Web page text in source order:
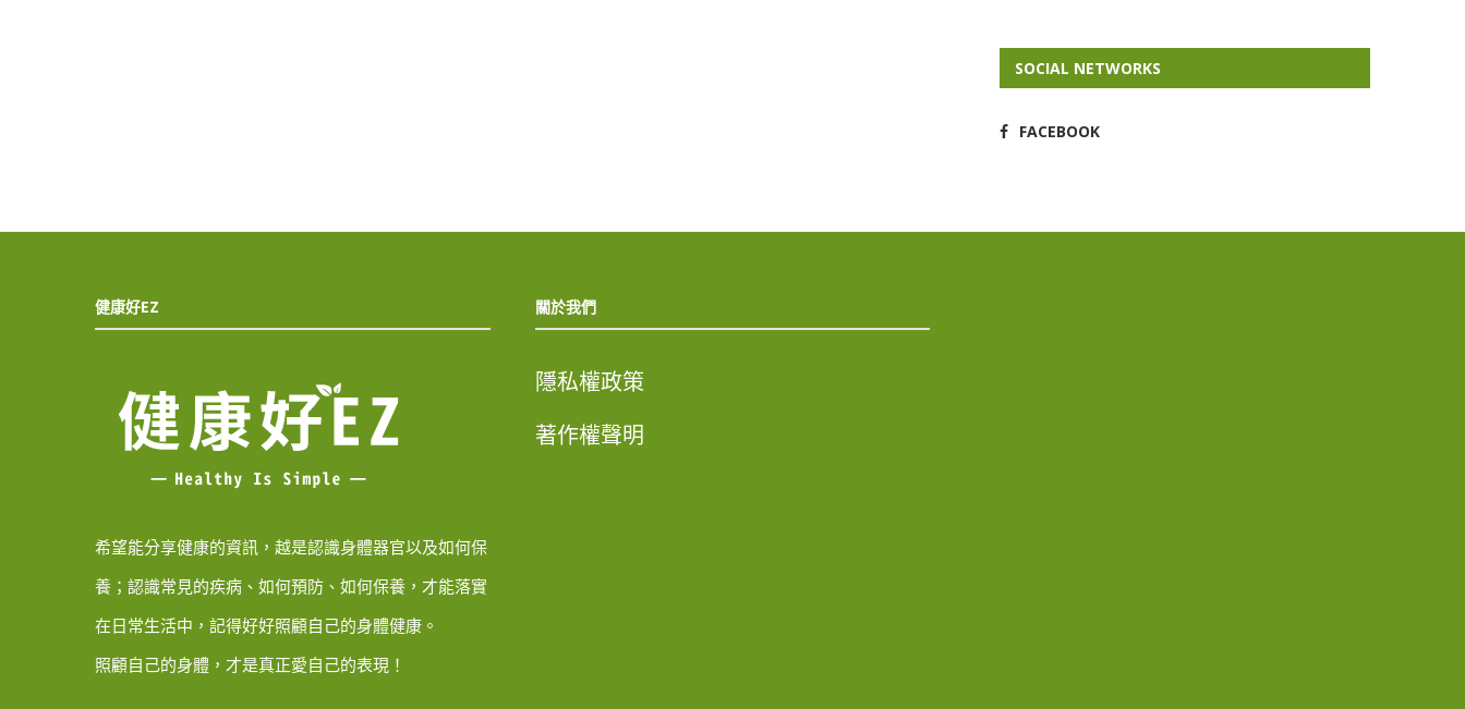
SOCIAL NETWORKS
FACEBOOK
健康好EZ
希望能分享健康的資訊，越是認識身體器官以及如何保
養；認識常見的疾病、如何預防、如何保養，才能落實
在日常生活中，記得好好照顧自己的身體健康。
照顧自己的身體，才是真正愛自己的表現！
關於我們
隱私權政策
著作權聲明